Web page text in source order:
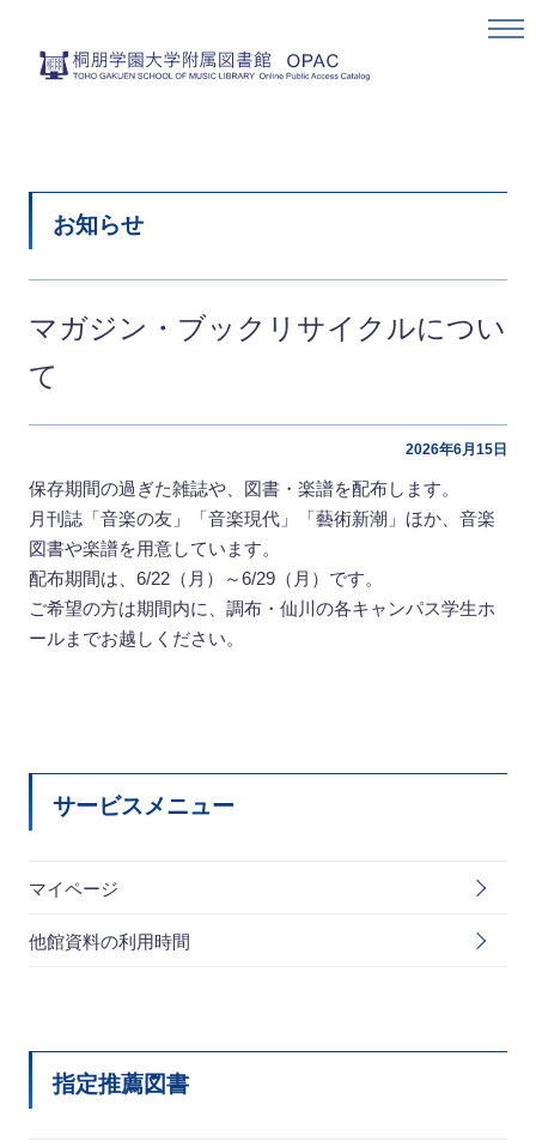
お知らせ
マガジン・ブックリサイクルについ
て
2026年6月15日
保存期間の過ぎた雑誌や、図書・楽譜を配布します。
月刊誌「音楽の友」「音楽現代」「藝術新潮」ほか、音楽
図書や楽譜を用意しています。
配布期間は、6/22（月）～6/29（月）です。
ご希望の方は期間内に、調布・仙川の各キャンパス学生ホ
ールまでお越しください。
サービスメニュー
マイページ
他館資料の利用時間
指定推薦図書